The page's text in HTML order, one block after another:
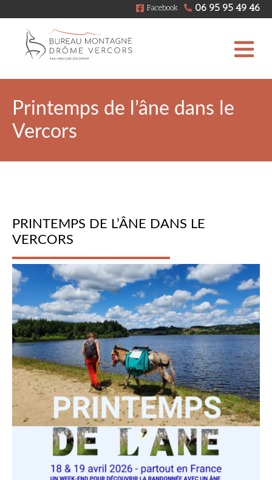
06 95 95 49 46
Facebook
Printemps de l’âne dans le
Vercors
PRINTEMPS DE L’ÂNE DANS LE
VERCORS